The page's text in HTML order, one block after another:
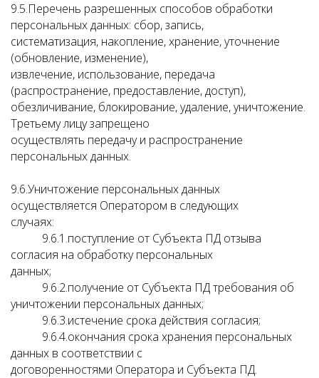
9.5.Перечень разрешенных способов обработки
персональных данных: сбор, запись,
систематизация, накопление, хранение, уточнение
(обновление, изменение),
извлечение, использование, передача
(распространение, предоставление, доступ),
обезличивание, блокирование, удаление, уничтожение.
Третьему лицу запрещено
осуществлять передачу и распространение
персональных данных.
9.6.Уничтожение персональных данных
осуществляется Оператором в следующих
случаях:
9.6.1.поступление от Субъекта ПД отзыва
согласия на обработку персональных
данных;
9.6.2.получение от Субъекта ПД требования об
уничтожении персональных данных;
9.6.3.истечение срока действия согласия;
9.6.4.окончания срока хранения персональных
данных в соответствии с
договоренностями Оператора и Субъекта ПД.